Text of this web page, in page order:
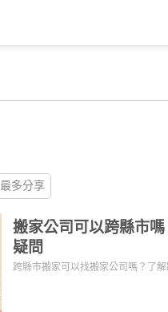
最多分享
搬家公司可以跨縣市
疑問
跨縣市搬家可以找搬家公司嗎？了